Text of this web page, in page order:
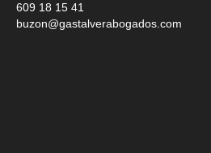
609 18 15 41
buzon@gastalverabogados.com